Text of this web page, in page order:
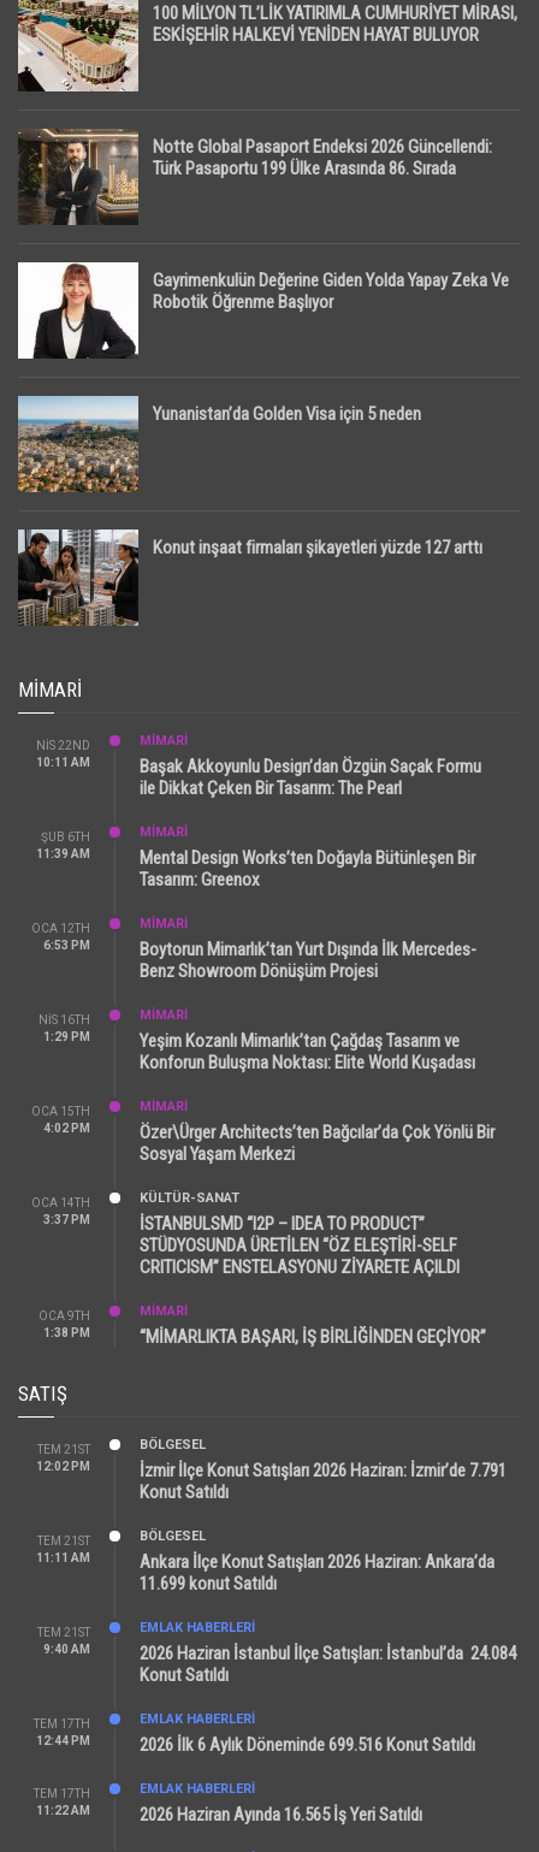
100 MİLYON TL’LİK YATIRIMLA CUMHURİYET MİRASI,
ESKİŞEHİR HALKEVİ YENİDEN HAYAT BULUYOR
Notte Global Pasaport Endeksi 2026 Güncellendi:
Türk Pasaportu 199 Ülke Arasında 86. Sırada
Gayrimenkulün Değerine Giden Yolda Yapay Zeka Ve
Robotik Öğrenme Başlıyor
Yunanistan’da Golden Visa için 5 neden
Konut inşaat firmaları şikayetleri yüzde 127 arttı
MIMARI
NIS 22ND
10:11 AM
MİMARİ
Başak Akkoyunlu Design’dan Özgün Saçak Formu
ile Dikkat Çeken Bir Tasarım: The Pearl
ŞUB 6TH
11:39 AM
MİMARİ
Mental Design Works’ten Doğayla Bütünleşen Bir
Tasarım: Greenox
OCA 12TH
6:53 PM
MİMARİ
Boytorun Mimarlık’tan Yurt Dışında İlk Mercedes-
Benz Showroom Dönüşüm Projesi
NIS 16TH
1:29 PM
MİMARİ
Yeşim Kozanlı Mimarlık’tan Çağdaş Tasarım ve
Konforun Buluşma Noktası: Elite World Kuşadası
OCA 15TH
4:02 PM
MİMARİ
Özer\Ürger Architects’ten Bağcılar’da Çok Yönlü Bir
Sosyal Yaşam Merkezi
OCA 14TH
3:37 PM
KÜLTÜR-SANAT
İSTANBULSMD “I2P – IDEA TO PRODUCT”
STÜDYOSUNDA ÜRETİLEN “ÖZ ELEŞTİRİ-SELF
CRITICISM” ENSTELASYONU ZİYARETE AÇILDI
OCA 9TH
1:38 PM
MİMARİ
“MİMARLIKTA BAŞARI, İŞ BİRLİĞİNDEN GEÇİYOR”
SATIŞ
TEM 21ST
12:02 PM
BÖLGESEL
İzmir İlçe Konut Satışları 2026 Haziran: İzmir’de 7.791
Konut Satıldı
TEM 21ST
11:11 AM
BÖLGESEL
Ankara İlçe Konut Satışları 2026 Haziran: Ankara’da
11.699 konut Satıldı
TEM 21ST
9:40 AM
EMLAK HABERLERI
2026 Haziran İstanbul İlçe Satışları: İstanbul’da 24.084
Konut Satıldı
TEM 17TH
12:44 PM
EMLAK HABERLERI
2026 İlk 6 Aylık Döneminde 699.516 Konut Satıldı
TEM 17TH
11:22 AM
EMLAK HABERLERI
2026 Haziran Ayında 16.565 İş Yeri Satıldı